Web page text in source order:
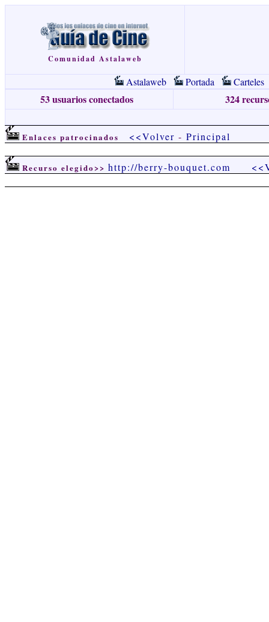
Comunidad Astalaweb
Astalaweb Portada Carteles
53 usuarios conectados 324
Enlaces patrocinados <<Volver - Principal
Recurso elegido>> http://berry-bouquet.com